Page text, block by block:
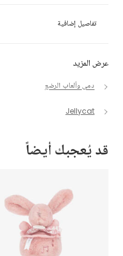
عرض المزيد
دمى وألعاب الرضع
Jellycat
تفاصيل إضافية
قد يُعجبك أيضاً